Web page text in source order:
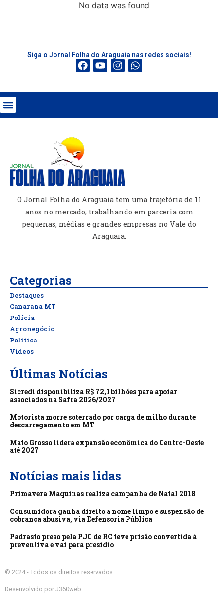
No data was found
Siga o Jornal Folha do Araguaia nas redes sociais!
O Jornal Folha do Araguaia tem uma trajetória de 11
anos no mercado, trabalhando em parceria com
pequenas, médias e grandes empresas no Vale do
Araguaia.
Categorias
Destaques
Canarana MT
Polícia
Agronegócio
Política
Vídeos
Últimas Notícias
Sicredi disponibiliza R$ 72,1 bilhões para apoiar
associados na Safra 2026/2027
Motorista morre soterrado por carga de milho durante
descarregamento em MT
Mato Grosso lidera expansão econômica do Centro-Oeste
até 2027
Notícias mais lidas
Primavera Maquinas realiza campanha de Natal 2018
Consumidora ganha direito a nome limpo e suspensão de
cobrança abusiva, via Defensoria Pública
Padrasto preso pela PJC de RC teve prisão convertida à
preventiva e vai para presídio
© 2024 - Todos os direitos reservados.
Desenvolvido por J360web